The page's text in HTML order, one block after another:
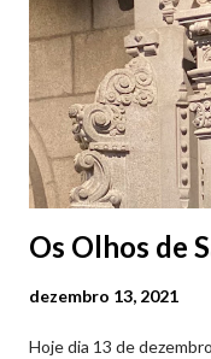
Castelo (2019.10.25)
(2019.10.25)
Os Olhos de
dezembro 13, 2021
Hoje dia 13 de